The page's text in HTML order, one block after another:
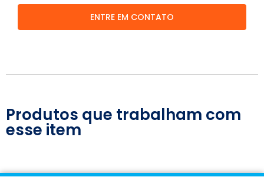
ENTRE EM CONTATO
Produtos que trabalham com
esse item